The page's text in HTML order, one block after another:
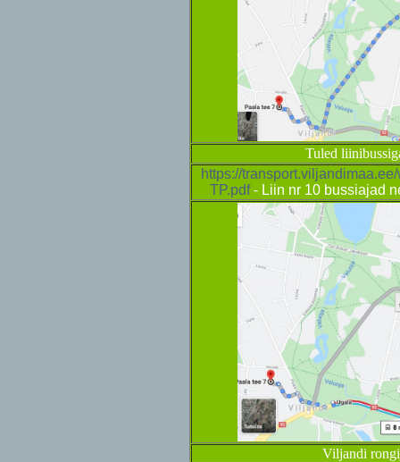
Tuled
https://
TP.pdf- Liin nr 10 bussiajad
Viljandi